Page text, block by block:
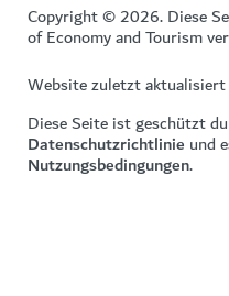
Copyright © 2026. Diese
of Economy and Tourism
Website zuletzt
Diese Seite ist geschützt
Datenschutzrichtlinie und
Nutzungsbedingungen.